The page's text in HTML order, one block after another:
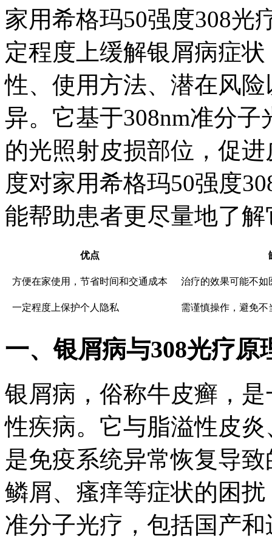
家用希格玛50强度308光
定程度上缓解银屑病症
性、使用方法、潜在风
异。它基于308nm准分
的光照射皮损部位，促
度对家用希格玛50强度
能帮助患者更尽量地了解
优点
方便在家使用，节省时间和交通成本 治疗的效果可能不如
一定程度上保护个人隐私 需谨慎操作，避免
一、银屑病与308光疗原
银屑病，俗称牛皮癣，
性疾病。它与脂溢性皮
是免疫系统异常恢复导
鳞屑、瘙痒等症状的困
准分子光疗，包括国产